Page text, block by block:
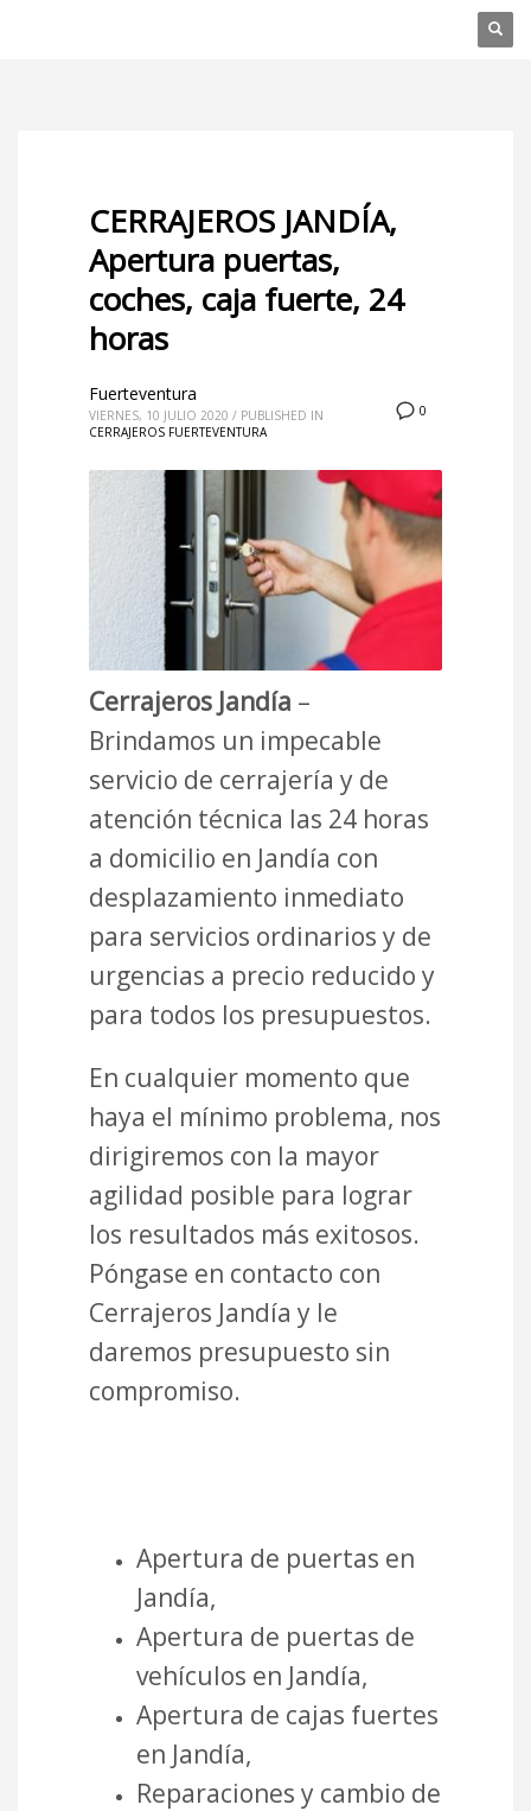
CERRAJEROS JANDÍA,
Apertura puertas,
coches, caja fuerte, 24
horas
0
Fuerteventura
VIERNES, 10 JULIO 2020 / PUBLISHED IN
CERRAJEROS FUERTEVENTURA
Cerrajeros Jandía –
Brindamos un impecable
servicio de cerrajería y de
atención técnica las 24 horas
a domicilio en Jandía con
desplazamiento inmediato
para servicios ordinarios y de
urgencias a precio reducido y
para todos los presupuestos.
En cualquier momento que
haya el mínimo problema, nos
dirigiremos con la mayor
agilidad posible para lograr
los resultados más exitosos.
Póngase en contacto con
Cerrajeros Jandía y le
daremos presupuesto sin
compromiso.
Apertura de puertas en
Jandía,
Apertura de puertas de
vehículos en Jandía,
Apertura de cajas fuertes
en Jandía,
Reparaciones y cambio de